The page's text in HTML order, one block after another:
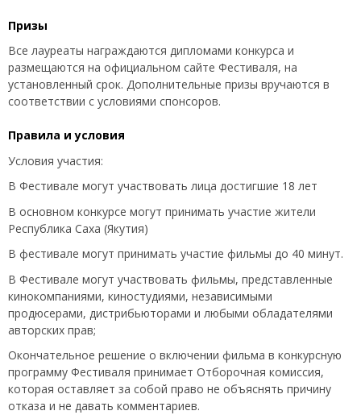
Призы
Все лауреаты награждаются дипломами конкурса и
размещаются на официальном сайте Фестиваля, на
установленный срок. Дополнительные призы вручаются в
соответствии с условиями спонсоров.
Правила и условия
Условия участия:
В Фестивале могут участвовать лица достигшие 18 лет
В основном конкурсе могут принимать участие жители
Республика Саха (Якутия)
В фестивале могут принимать участие фильмы до 40 минут.
В Фестивале могут участвовать фильмы, представленные
кинокомпаниями, киностудиями, независимыми
продюсерами, дистрибьюторами и любыми обладателями
авторских прав;
Окончательное решение о включении фильма в конкурсную
программу Фестиваля принимает Отборочная комиссия,
которая оставляет за собой право не объяснять причину
отказа и не давать комментариев.